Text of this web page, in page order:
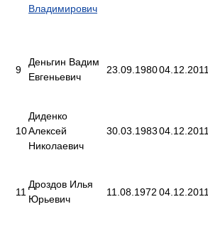
Владимирович
9
Деньгин Вадим
Евгеньевич
23.09.198004.12.2011
10
Диденко
Алексей
Николаевич
30.03.198304.12.2011
11
Дроздов Илья
Юрьевич
11.08.1972 04.12.2011